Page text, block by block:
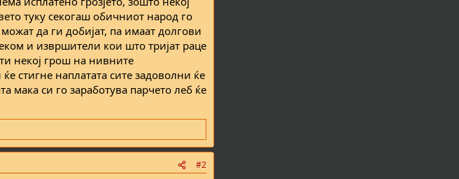
туку секогаш обичниот народ го
да ги добијат, па имаат долгови
и извршители кои што тријат раце
некој грош на нивните
стигне наплатата сите задоволни ќе
мака си го заработува парчето леб ќе
#2